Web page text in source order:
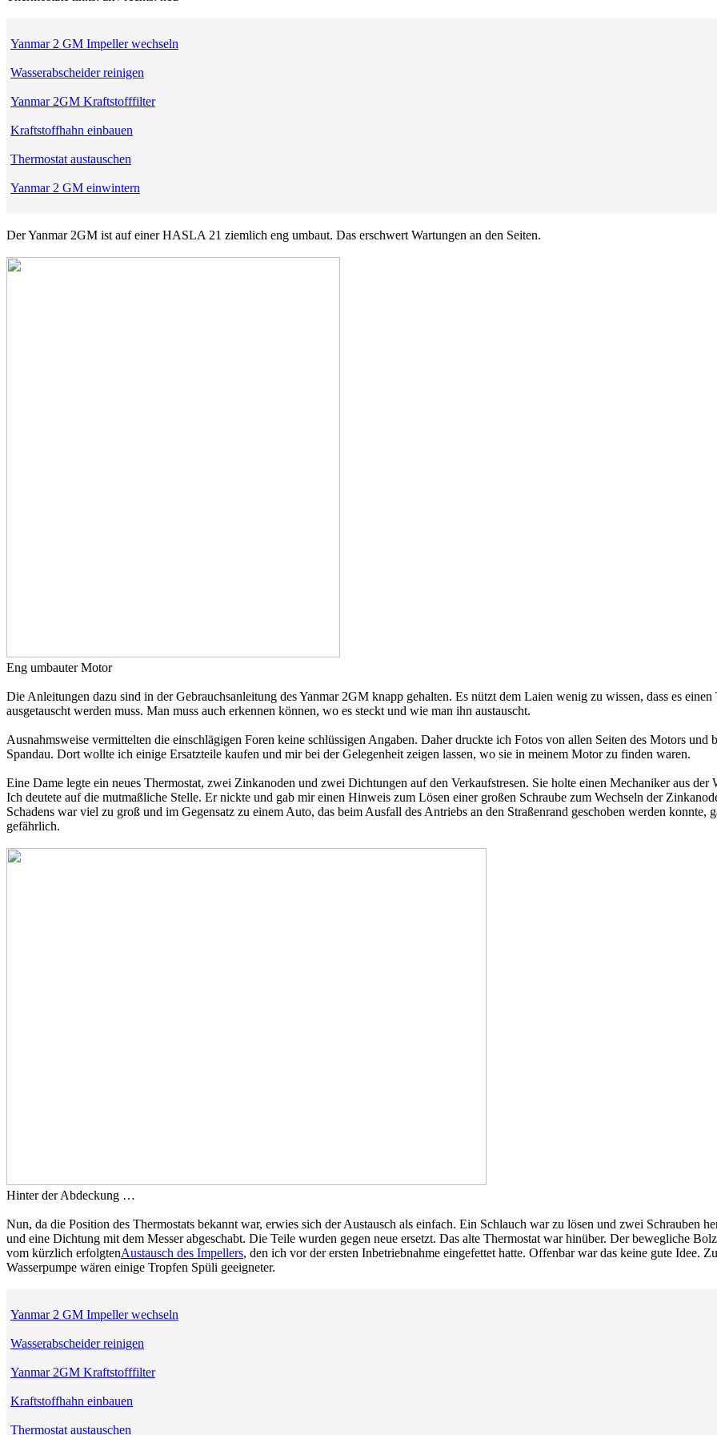
Yanmar 2 GM Impeller wechseln
Wasserabscheider reinigen
Yanmar 2GM Kraftstofffilter
Kraftstoffhahn einbauen
Thermostat austauschen
Yanmar 2 GM einwintern
Der Yanmar 2GM ist auf einer HASLA 21 ziemlich eng umbaut. Das erschwert Wartungen an den Seiten.
Eng umbauter Motor
Die Anleitungen dazu sind in der Gebrauchsanleitung des Yanmar 2GM knapp gehalten. Es nützt dem Laien wenig zu wissen, dass es
ausgetauscht werden muss. Man muss auch erkennen können, wo es steckt und wie man ihn austauscht.
Ausnahmsweise vermittelten die einschlägigen Foren keine schlüssigen Angaben. Daher druckte ich Fotos von allen Seiten des Motors
Spandau. Dort wollte ich einige Ersatzteile kaufen und mir bei der Gelegenheit zeigen lassen, wo sie in meinem Motor zu finden waren.
Eine Dame legte ein neues Thermostat, zwei Zinkanoden und zwei Dichtungen auf den Verkaufstresen. Sie holte einen Mechaniker aus
Ich deutete auf die mutmaßliche Stelle. Er nickte und gab mir einen Hinweis zum Lösen einer großen Schraube zum Wechseln der
Schadens war viel zu groß und im Gegensatz zu einem Auto, das beim Ausfall des Antriebs an den Straßenrand geschoben werden
gefährlich.
Hinter der Abdeckung …
Nun, da die Position des Thermostats bekannt war, erwies sich der Austausch als einfach. Ein Schlauch war zu lösen und zwei Schrauben
und eine Dichtung mit dem Messer abgeschabt. Die Teile wurden gegen neue ersetzt. Das alte Thermostat war hinüber. Der bewegliche
vom kürzlich erfolgtenAustausch des Impellers, den ich vor der ersten Inbetriebnahme eingefettet hatte. Offenbar war das keine gute Idee.
Wasserpumpe wären einige Tropfen Spüli geeigneter.
Yanmar 2 GM Impeller wechseln
Wasserabscheider reinigen
Yanmar 2GM Kraftstofffilter
Kraftstoffhahn einbauen
Thermostat austauschen